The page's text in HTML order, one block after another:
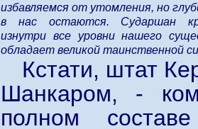
избавляемся от утомления, но
в нас остаются. Сударшан
изнутри все уровни нашего
обладает великой таинственной
Кстати, штат
Шанкаром, -
полном